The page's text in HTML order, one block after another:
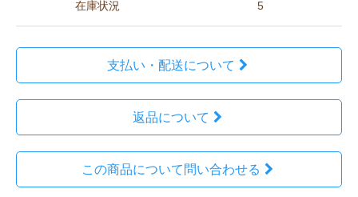
在庫状況 5
支払い・配送について
返品について
この商品について問い合わせる